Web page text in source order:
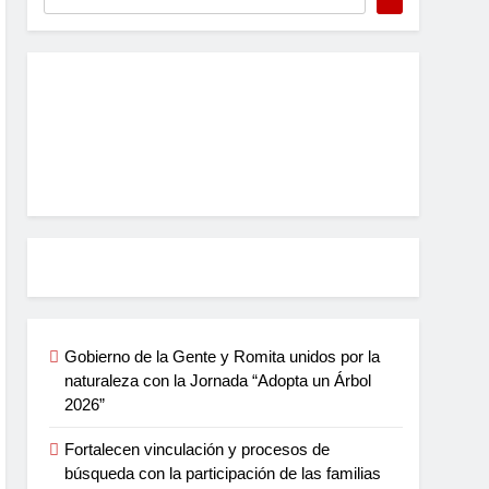
Gobierno de la Gente y Romita unidos por la
naturaleza con la Jornada “Adopta un Árbol
2026”
Fortalecen vinculación y procesos de
búsqueda con la participación de las familias